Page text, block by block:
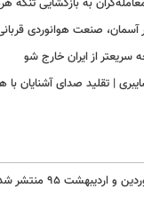
صنعت هوانوردی
از ایران خارج شو
| تقلید صدای آشنایان
۹۵ منتشر شد